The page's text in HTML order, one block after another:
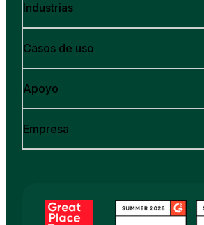
Industrias
Casos de uso
Apoyo
Empresa